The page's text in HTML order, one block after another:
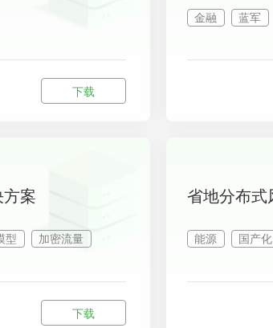
下载
金融 蓝军
案
型 加密流量
下载
省地分布
能源 国产化